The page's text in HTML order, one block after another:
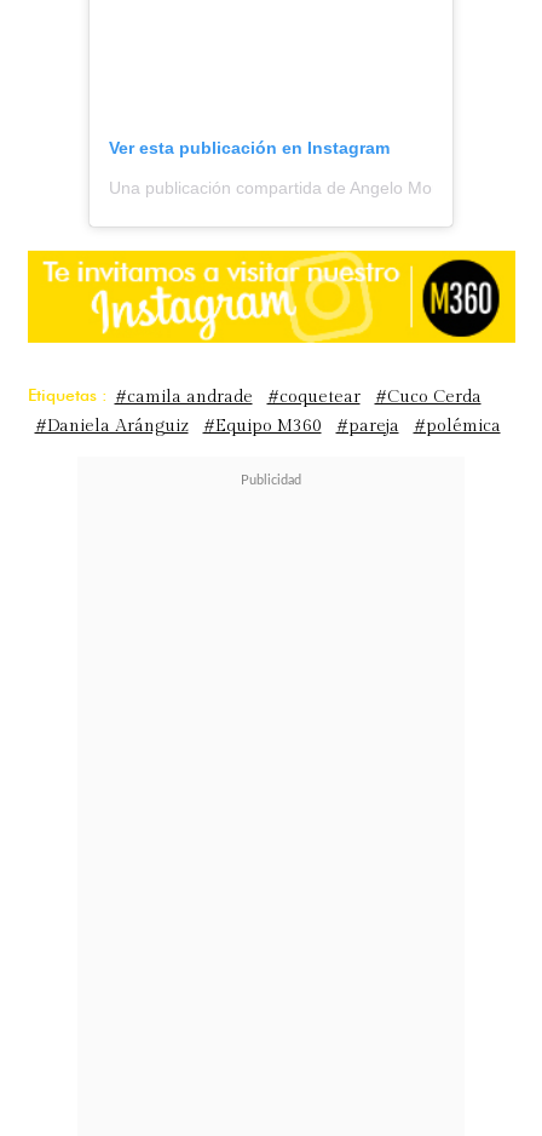
Ver esta publicación en Instagram
Una publicación compartida de Angelo Moreno || Todo
Etiquetas : #camila andrade #coquetear
#Cuco Cerda
#Daniela Aránguiz
#Equipo M360 #pareja #polémica